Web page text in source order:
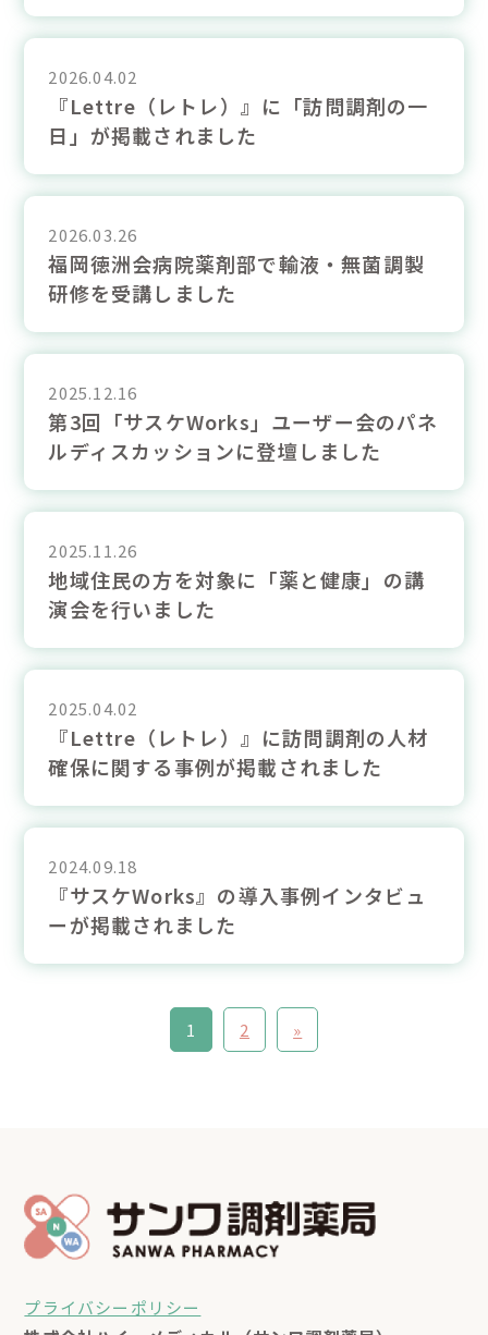
2026.04.02
『Lettre（レトレ）』に「訪問調剤の一
日」が掲載されました
2026.03.26
福岡徳洲会病院薬剤部で輸液・無菌調製
研修を受講しました
2025.12.16
第3回「サスケWorks」ユーザー会のパネ
ルディスカッションに登壇しました
2025.11.26
地域住民の方を対象に「薬と健康」の講
演会を行いました
2025.04.02
『Lettre（レトレ）』に訪問調剤の人材
確保に関する事例が掲載されました
2024.09.18
『サスケWorks』の導入事例インタビュ
ーが掲載されました
1 2 »
プライバシーポリシー